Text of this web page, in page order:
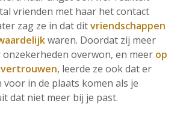
vrienden met haar het contact
zag ze in dat ditvriendschappen
waren. Doordat zij meer
overwon, en meer op
, leerde ze ook dat er
voor in de plaats komen als je
dat niet meer bij je past.